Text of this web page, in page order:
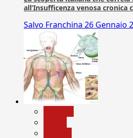
all’Insufficenza venosa cronica
Salvo Franchina 26 Gennaio